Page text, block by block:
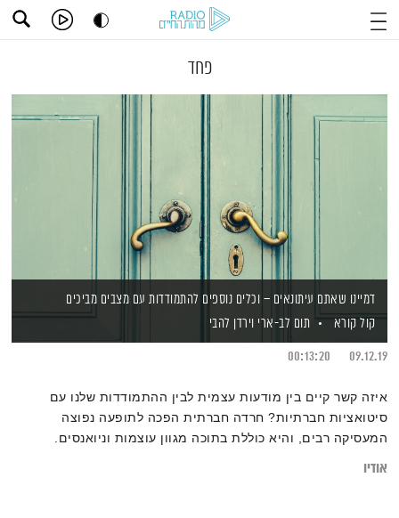
פחד
דמיינו שאתם עיתונאים – וכלים נוספים להתמודדות עם מצבים מביכים
קול קורא
תום לב-ארי וירדן להבי
09.12.19
00:13:20
איזה קשר קיים בין מודעות עצמית לבין ההתמודדות שלנו עם
סיטואציות חברתיות? חרדה חברתית הפכה לתופעה נפוצה
המעסיקה רבים, והיא כוללת בתוכה מגוון עוצמות וניואנסים.
אודיו